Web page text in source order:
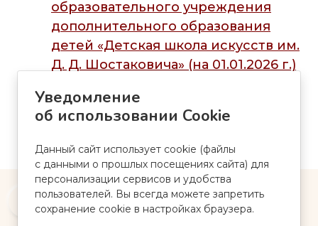
Уведомление
об использовании Cookie
Данный сайт использует cookie (файлы
с данными о прошлых посещениях сайта) для
персонализации сервисов и удобства
пользователей. Вы всегда можете запретить
сохранение cookie в настройках браузера.
образовательного учреждения
дополнительного образования
детей «Детская школа искусств им.
Д. Д. Шостаковича» (на 01.01.2026 г.)
6 мая 2026
Версия для